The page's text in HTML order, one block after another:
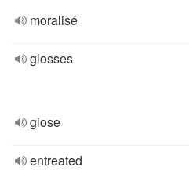
moralisé
glosses
glose
entreated